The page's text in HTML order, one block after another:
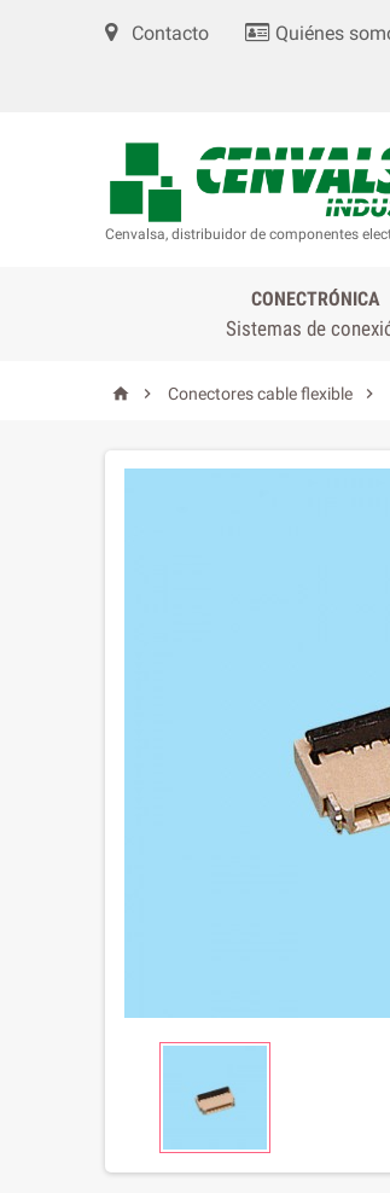
Contacto Quiénes
Cenvalsa, distribuidor de componentes
CONECTRÓNICA
Sistemas de
  Conectores cable flexible 